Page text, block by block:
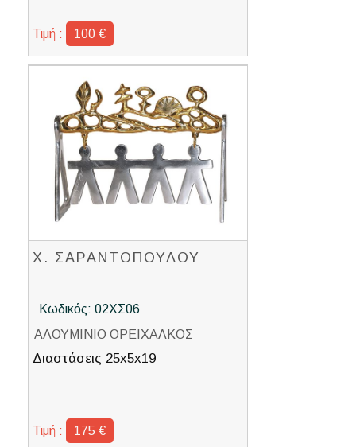
Τιμή : 100 €
Χ. ΣΑΡΑΝΤΟΠΟΥΛΟΥ
Κωδικός: 02ΧΣ06
ΑΛΟΥΜΙΝΙΟ ΟΡΕΙΧΑΛΚΟΣ
Διαστάσεις 25x5x19
Τιμή : 175 €